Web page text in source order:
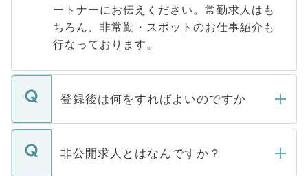
ートナーにお伝えください。常勤求人はも
ちろん、非常勤・スポットのお仕事紹介も
行なっております。
登録後は何をすればよいのですか
ご登録いただきましたら、弊社担当者がご
登録内容を確認し、その後メールもしくは
非公開求人とはなんですか？